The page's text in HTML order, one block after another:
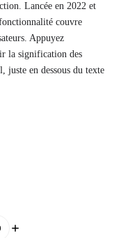
Lancée en 2022 et
couvre
Appuyez
la signification des
juste en dessous du texte